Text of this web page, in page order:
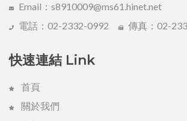
Email：s8910009@ms61.hinet.net
電話：02-2332-0992
傳真：02-
快速連結 Link
首頁
關於我們